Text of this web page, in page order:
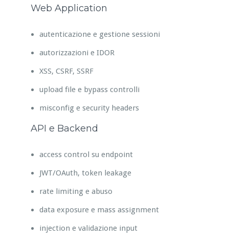
Web Application
autenticazione e gestione sessioni
autorizzazioni e IDOR
XSS, CSRF, SSRF
upload file e bypass controlli
misconfig e security headers
API e Backend
access control su endpoint
JWT/OAuth, token leakage
rate limiting e abuso
data exposure e mass assignment
injection e validazione input